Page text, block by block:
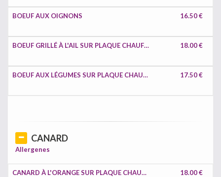
BOEUF AUX OIGNONS 16.50 €
BOEUF GRILLÉ À L'AIL SUR PLAQUE CHAUFFANT 18.00 €
BOEUF AUX LÉGUMES SUR PLAQUE CHAUFFANTE 17.50 €
CANARD
Allergenes
CANARD À L'ORANGE SUR PLAQUE CHAUFFANT 18.00 €